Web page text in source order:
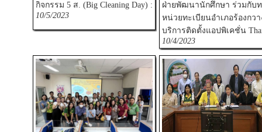
กิจกรรม 5 ส. (Big Cleaning Day) :
10/5/2023
ฝ่ายพัฒนานักศึกษา ร่วมกับท
หน่วยทะเบียนอำเภอร้องกวา
บริการติดตั้งแอปพิเคชั่น
10/4/2023